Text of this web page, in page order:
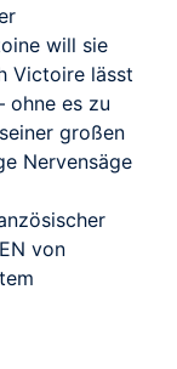
will sie
Victoire lässt
ohne es zu
großen
Nervensäge
von